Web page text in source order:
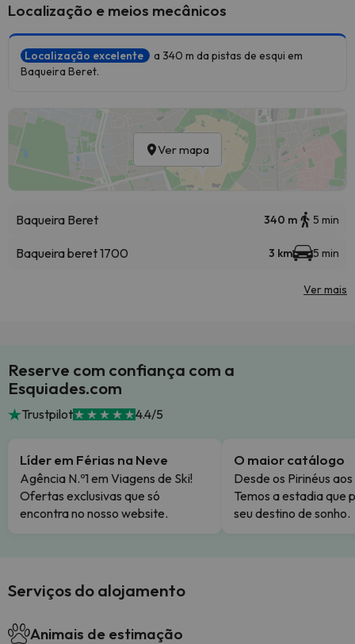
Localização e meios mecânicos
Localização excelente
a 340 m da pistas de esqui em
Baqueira Beret.
Ver mapa
Baqueira Beret 340 m 5 min
Baqueira beret 1700 3 km 5 min
Ver mais
Reserve com confiança com a
Esquiades.com
Trustpilot 4.4/5
Líder em Férias na Neve
Agência N.º1 em Viagens de Ski!
Ofertas exclusivas que só
encontra no nosso website.
O maior catálogo
Desde os Pirinéus
Temos a estadia que
seu destino de sonho.
Serviços do alojamento
Animais de estimação